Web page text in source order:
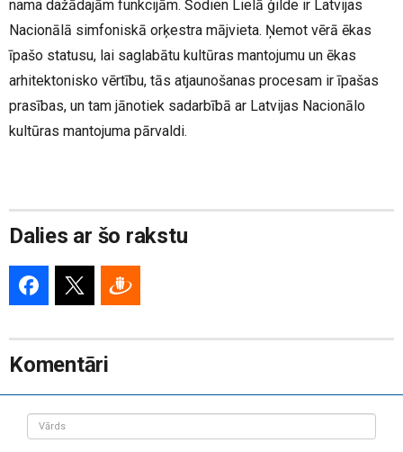
nama dažādajām funkcijām. Šodien Lielā ģilde ir Latvijas
Nacionālā simfoniskā orķestra mājvieta. Ņemot vērā ēkas
īpašo statusu, lai saglabātu kultūras mantojumu un ēkas
arhitektonisko vērtību, tās atjaunošanas procesam ir īpašas
prasības, un tam jānotiek sadarbībā ar Latvijas Nacionālo
kultūras mantojuma pārvaldi.
Dalies ar šo rakstu
Komentāri
Vārds